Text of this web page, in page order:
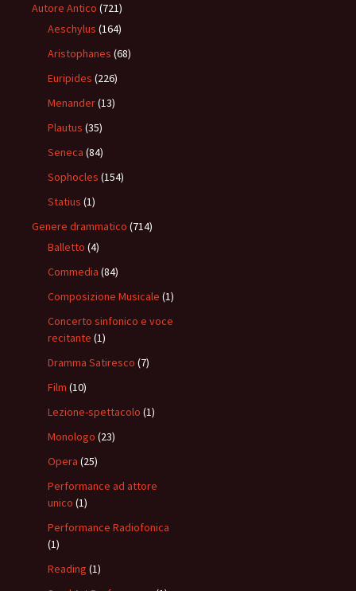
Autore Antico (721)
Aeschylus (164)
Aristophanes (68)
Euripides (226)
Menander(13)
Plautus (35)
Seneca (84)
Sophocles (154)
Statius (1)
Genere drammatico (714)
Balletto (4)
Commedia (84)
Composizione Musicale (1)
Concerto sinfonico e voce
recitante (1)
Dramma Satiresco (7)
Film (10)
Lezione-spettacolo (1)
Monologo (23)
Opera (25)
Performance ad attore
unico (1)
Performance Radiofonica
(1)
Reading (1)